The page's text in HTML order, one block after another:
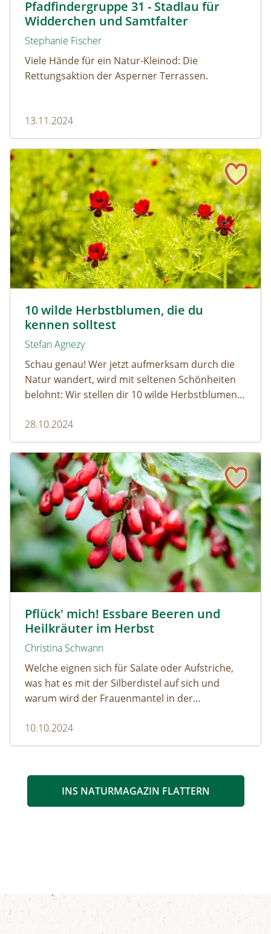
Pfadfindergruppe 31 - Stadlau für
Widderchen und Samtfalter
Stephanie Fischer
Viele Hände für ein Natur-Kleinod: Die
Rettungsaktion der Asperner Terrassen.
13.11.2024
10 wilde Herbstblumen, die du
kennen solltest
Stefan Agnezy
Schau genau! Wer jetzt aufmerksam durch die
Natur wandert, wird mit seltenen Schönheiten
belohnt: Wir stellen dir 10 wilde Herbstblumen
28.10.2024
10 wilde Herbstblumen, die du kennen solltest
Pflück' mich! Essbare Beeren und
Heilkräuter im Herbst
Christina Schwann
Welche eignen sich für Salate oder Aufstriche,
was hat es mit der Silberdistel auf sich und
warum wird der Frauenmantel in der
10.10.2024
Pflück' mich! Essbare Beeren und Heilkräuter im Herbst
INS NATURMAGAZIN FLATTERN